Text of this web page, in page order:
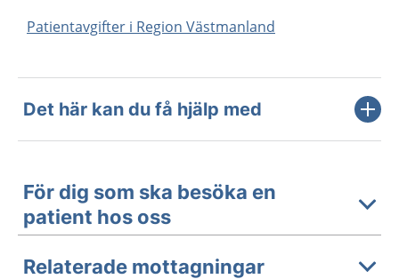
Patientavgifter i Region Västmanland
Det här kan du få hjälp med
För dig som ska besöka en
patient hos oss
Relaterade mottagningar